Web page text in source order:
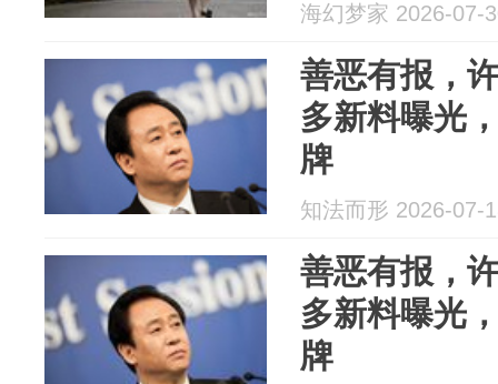
海幻梦家 2026-07-
善恶有报，
多新料曝光
牌
知法而形 2026-07-
善恶有报，
多新料曝光
牌